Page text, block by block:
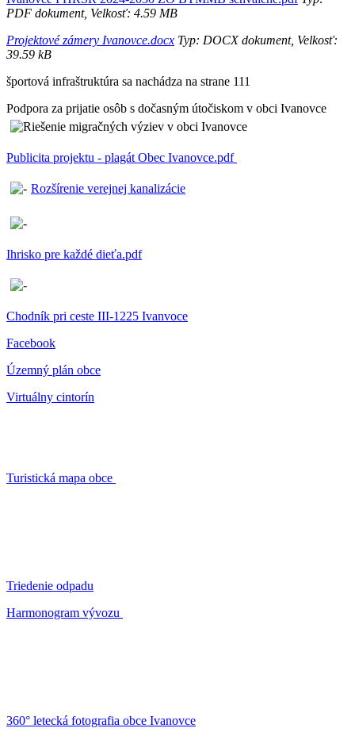
PDF dokument, Velkosť: 4.59 MB
Projektové zámery Ivanovce.docx Typ: DOCX dokument, Velkosť:
39.59 kB
športová infraštruktúra sa nachádza na strane 111
Podpora za prijatie osôb s dočasným útočiskom v obci Ivanovce
Publicita projektu - plagát Obec Ivanovce.pdf
Rozšírenie verejnej kanalizácie
Ihrisko pre každé dieťa.pdf
Chodník pri ceste III-1225 Ivanvoce
Facebook
Územný plán obce
Virtuálny cintorín
Turistická mapa obce
Triedenie odpadu
Harmonogram vývozu
360° letecká fotografia obce Ivanovce